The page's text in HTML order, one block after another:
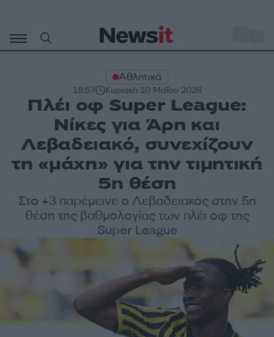
περιεχόμενο
Αθλητικά
18:57 Κυριακή 10 Μαΐου 2026
Πλέι οφ Super League:
Νίκες για Άρη και
Λεβαδειακό, συνεχίζουν
τη «μάχη» για την τιμητική
5η θέση
Στο +3 παρέμεινε ο Λεβαδειακός στην 5η
θέση της βαθμολογίας των πλέι οφ της
Super League